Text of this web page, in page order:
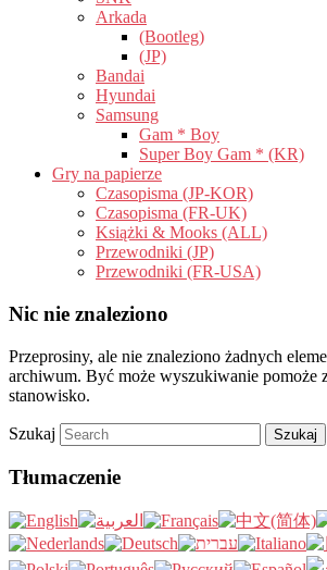
Arkada
(Bootleg)
(JP)
Bandai
Hyundai
Samsung
Gam * Boy
Super Boy Gam * (KR)
Gry na papierze
Czasopisma (JP-KOR)
Czasopisma (FR-UK)
Książki & Mooks (ALL)
Przewodniki (JP)
Przewodniki (FR-USA)
Nic nie znaleziono
Przeprosiny, ale nie znaleziono żadnych
archiwum. Być może wyszukiwanie pomoże
stanowisko.
Szukaj
Tłumaczenie